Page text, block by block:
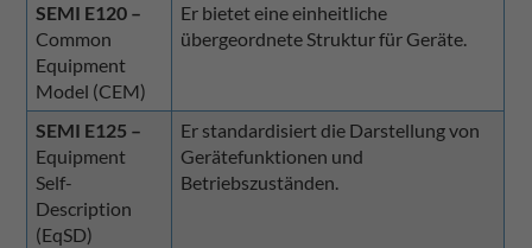
SEMI E120 –
Common
Equipment
Model (CEM)
Er bietet eine einheitliche
übergeordnete Struktur für Geräte.
SEMI E125 –
Equipment
Self-
Description
(EqSD)
Er standardisiert die Darstellung von
Gerätefunktionen und
Betriebszuständen.